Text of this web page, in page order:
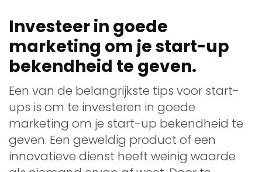
Investeer in goede
marketing om je start-up
bekendheid te geven.
Een van de belangrijkste tips voor start-
ups is om te investeren in goede
marketing om je start-up bekendheid te
geven. Een geweldig product of een
innovatieve dienst heeft weinig waarde